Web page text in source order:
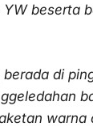
beserta
di